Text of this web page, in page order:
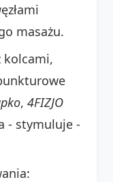
masażu.
kolcami,
, 4FIZJO
- stymuluje -